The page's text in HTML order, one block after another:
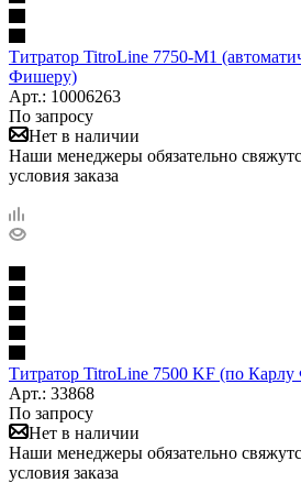
Титратор TitroLine 7750-М1
Фишеру)
Арт.: 10006263
По запросу
Нет в наличии
Наши менеджеры обязательно
условия заказа
Титратор TitroLine 7500 KF (по
Арт.: 33868
По запросу
Нет в наличии
Наши менеджеры обязательно
условия заказа